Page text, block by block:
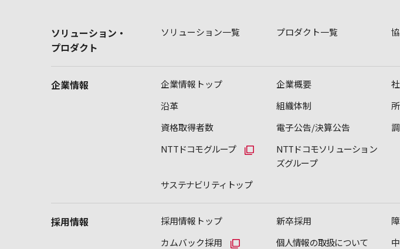
ソリューション・
プロダクト
ソリューション一覧 プロダクト一覧
企業情報 企業情報トップ 企業概要
沿革
組織体制
資格取得者数
電子公告/決算公告
NTTドコモグループ
NTTドコモソリューション
ズグループ
サステナビリティトップ
採用情報 採用情報トップ 新卒採用
カムバック採用
個人情報の取扱について